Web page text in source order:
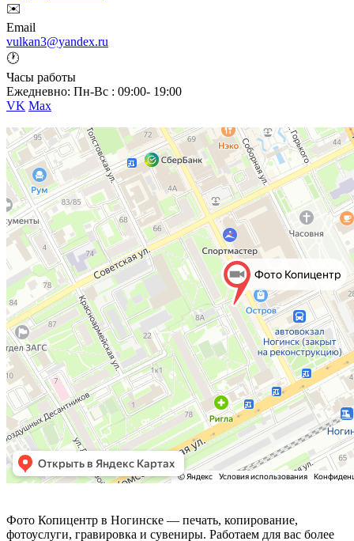
✉️
Email
vulkan3@yandex.ru
🕐
Часы работы
Ежедневно: Пн-Вс : 09:00- 19:00
VK Max
Фото Копицентр в Ногинске — печать, копирование,
фотоуслуги, гравировка и сувениры. Работаем для вас более